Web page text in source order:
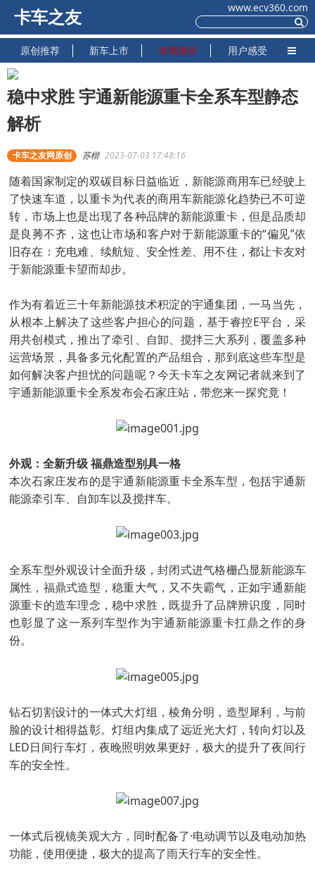
卡车之友
www.ecv360.com
原创推荐 新车上市 试驾测评 用户感受
稳中求胜 宇通新能源重卡全系车型静态
解析
卡车之友网原创 苏楷 2023-07-03 17:48:16
随着国家制定的双碳目标日益临近，新能源商用车已经驶上
了快速车道，以重卡为代表的商用车新能源化趋势已不可逆
转，市场上也是出现了各种品牌的新能源重卡，但是品质却
是良莠不齐，这也让市场和客户对于新能源重卡的“偏见”依
旧存在：充电难、续航短、安全性差、用不住，都让卡友对
于新能源重卡望而却步。
作为有着近三十年新能源技术积淀的宇通集团，一马当先，
从根本上解决了这些客户担心的问题，基于睿控E平台，采
用共创模式，推出了牵引、自卸、搅拌三大系列，覆盖多种
运营场景，具备多元化配置的产品组合，那到底这些车型是
如何解决客户担忧的问题呢？今天卡车之友网记者就来到了
宇通新能源重卡全系发布会石家庄站，带您来一探究竟！
外观：全新升级 福鼎造型别具一格
本次石家庄发布的是宇通新能源重卡全系车型，包括宇通新
能源牵引车、自卸车以及搅拌车。
全系车型外观设计全面升级，封闭式进气格栅凸显新能源车
属性，福鼎式造型，稳重大气，又不失霸气，正如宇通新能
源重卡的造车理念，稳中求胜，既提升了品牌辨识度，同时
也彰显了这一系列车型作为宇通新能源重卡扛鼎之作的身
份。
钻石切割设计的一体式大灯组，棱角分明，造型犀利，与前
脸的设计相得益彰。灯组内集成了远近光大灯，转向灯以及
LED日间行车灯，夜晚照明效果更好，极大的提升了夜间行
车的安全性。
一体式后视镜美观大方，同时配备了·电动调节以及电动加热
功能，使用便捷，极大的提高了雨天行车的安全性。